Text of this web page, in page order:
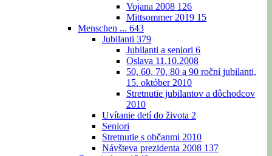
Vojana 2008 126
Mittsommer 2019 15
Menschen ... 643
Jubilanti 379
Jubilanti a seniori 6
Oslava 11.10.2008
50, 60, 70, 80 a 90 roční jubilanti,
15. október 2010
Stretnutie jubilantov a dôchodcov
2010
Uvítanie detí do života 2
Seniori
Stretnutie s občanmi 2010
Návšteva prezidenta 2008 137